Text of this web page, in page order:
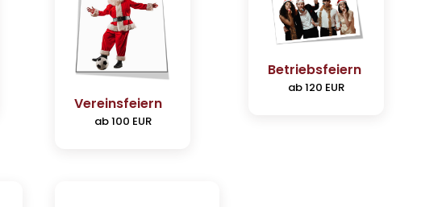
Vereinsfeiern
ab 100 EUR
Betriebsfeiern
ab 120 EUR